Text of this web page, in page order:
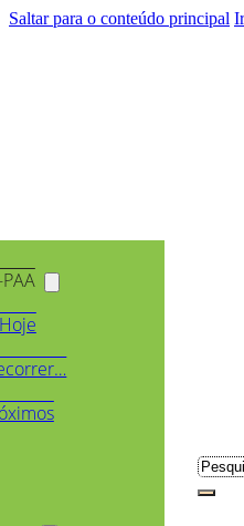
Saltar para o conteúdo principal